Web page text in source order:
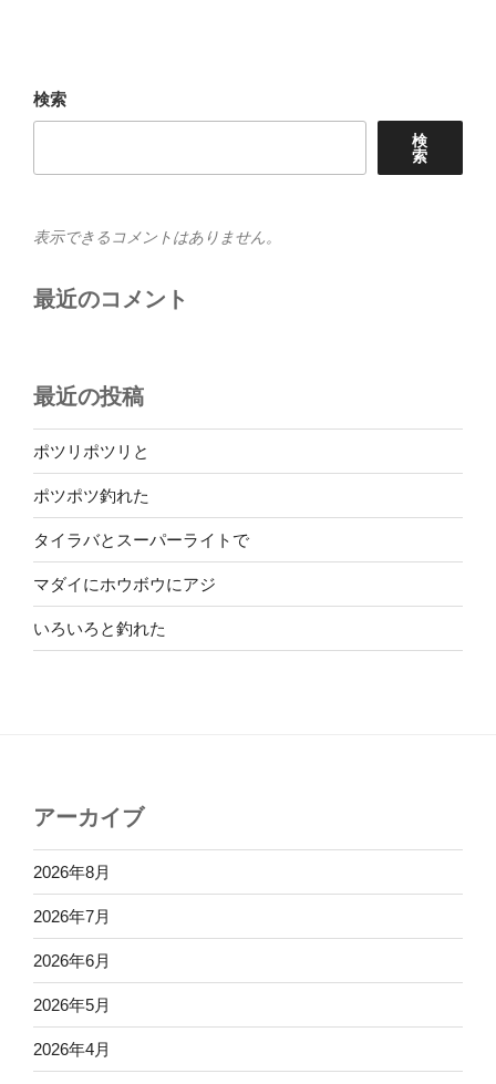
ン
検索
検
索
表示できるコメントはありません。
最近のコメント
最近の投稿
ポツリポツリと
ポツポツ釣れた
タイラバとスーパーライトで
マダイにホウボウにアジ
いろいろと釣れた
アーカイブ
2026年8月
2026年7月
2026年6月
2026年5月
2026年4月